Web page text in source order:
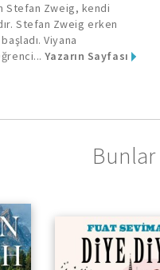
Stefan Zweig, kendi
Stefan Zweig erken
Viyana
Yazarın Sayfası